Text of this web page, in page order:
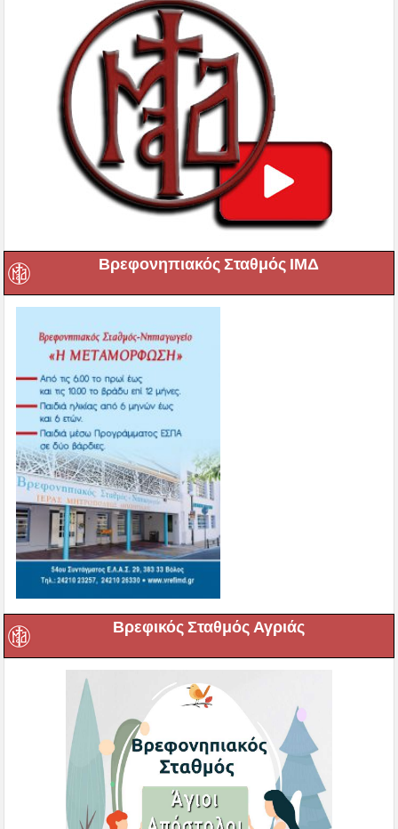
Βρεφονηπιακός Σταθμός ΙΜΔ
Βρεφικός Σταθμός Αγριάς